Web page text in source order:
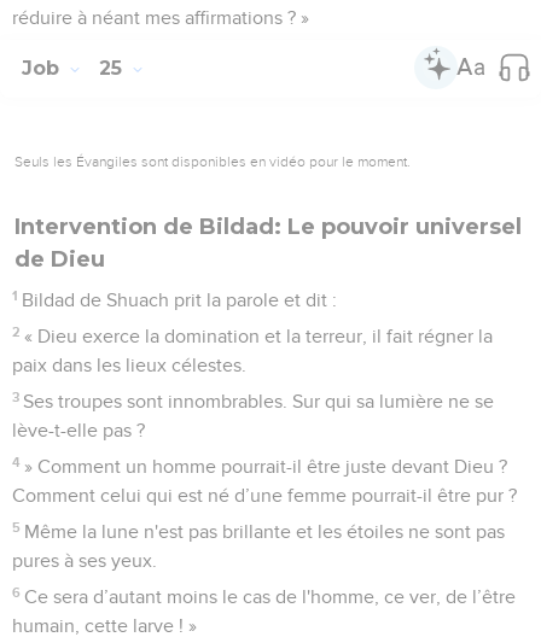
réduire à néant mes affirmations ? »
Job 25
Seuls les Évangiles sont disponibles en vidéo pour le moment.
Intervention de Bildad: Le pouvoir universel
de Dieu
1 Bildad de Shuach prit la parole et dit :
2 « Dieu exerce la domination et la terreur, il fait régner la
paix dans les lieux célestes.
3 Ses troupes sont innombrables. Sur qui sa lumière ne se
lève-t-elle pas ?
4 » Comment un homme pourrait-il être juste devant Dieu ?
Comment celui qui est né d’une femme pourrait-il être pur ?
5 Même la lune n'est pas brillante et les étoiles ne sont pas
pures à ses yeux.
6 Ce sera d’autant moins le cas de l'homme, ce ver, de l’être
humain, cette larve ! »